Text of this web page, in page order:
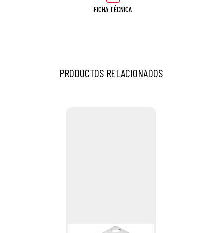
FICHA TÉCNICA
PRODUCTOS RELACIONADOS